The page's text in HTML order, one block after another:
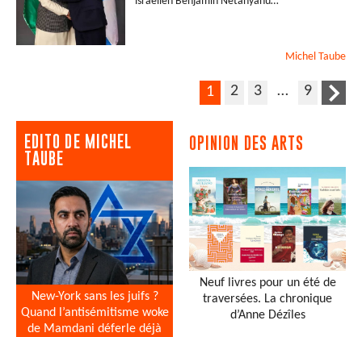
Michel Taube
1 2 3 … 9
EDITO DE MICHEL
TAUBE
New-York sans les juifs ?
Quand l’antisémitisme woke
de Mamdani déferle déjà
OPINION DES ARTS
Neuf livres pour un été de
traversées. La chronique
d’Anne Dézîles